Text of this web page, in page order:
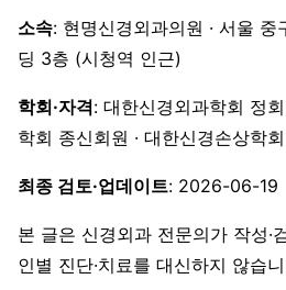
소속: 현명신경외과의원 · 서울
딩 3층 (시청역 인근)
학회·자격: 대한신경외과학회 정
학회 종신회원 · 대한신경손상학
최종 검토·업데이트: 2026-06-19
본 글은 신경외과 전문의가 작성·
인별 진단·치료를 대신하지 않습